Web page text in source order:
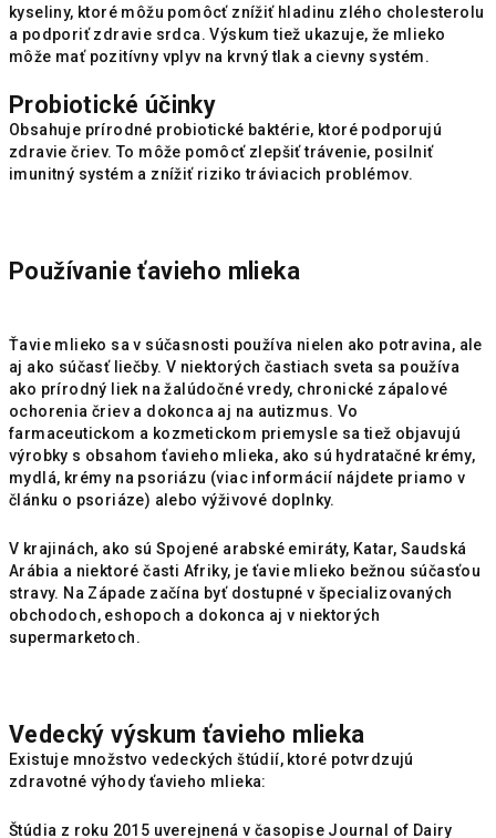
kyseliny, ktoré môžu pomôcť znížiť hladinu zlého cholesterolu
a podporiť zdravie srdca. Výskum tiež ukazuje, že mlieko
môže mať pozitívny vplyv na krvný tlak a cievny systém.
Probiotické účinky
Obsahuje prírodné probiotické baktérie, ktoré podporujú
zdravie čriev. To môže pomôcť zlepšiť trávenie, posilniť
imunitný systém a znížiť riziko tráviacich problémov.
Používanie ťavieho mlieka
Ťavie mlieko sa v súčasnosti používa nielen ako potravina, ale
aj ako súčasť liečby. V niektorých častiach sveta sa používa
ako prírodný liek na žalúdočné vredy, chronické zápalové
ochorenia čriev a dokonca aj na autizmus. Vo
farmaceutickom a kozmetickom priemysle sa tiež objavujú
výrobky s obsahom ťavieho mlieka, ako sú hydratačné krémy,
mydlá, krémy na psoriázu (viac informácií nájdete priamo v
článku o psoriáze) alebo výživové doplnky.
V krajinách, ako sú Spojené arabské emiráty, Katar, Saudská
Arábia a niektoré časti Afriky, je ťavie mlieko bežnou súčasťou
stravy. Na Západe začína byť dostupné v špecializovaných
obchodoch, eshopoch a dokonca aj v niektorých
supermarketoch.
Vedecký výskum ťavieho mlieka
Existuje množstvo vedeckých štúdií, ktoré potvrdzujú
zdravotné výhody ťavieho mlieka:
Štúdia z roku 2015 uverejnená v časopise Journal of Dairy